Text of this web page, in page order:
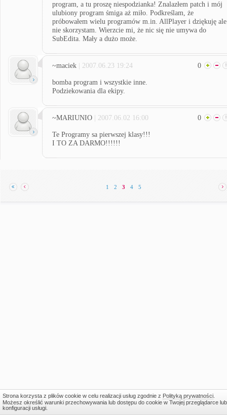
program, a tu proszę niespodzianka! Znalazłem patch i mój
ulubiony program śmiga aż miło. Podkreślam, że
próbowałem wielu programów m.in. AllPlayer i dziękuję ale
nie skorzystam. Wierzcie mi, że nic się nie umywa do
SubEdita. Mały a dużo może.
~maciek | 2007.06.23 19:24 0
bomba program i wszystkie inne.
Podziekowania dla ekipy.
~MARIUNIO | 2007.06.02 16:00 0
Te Programy sa pierwszej klasy!!!
I TO ZA DARMO!!!!!!
1 2 3 4 5
Strona korzysta z plików cookie w celu realizacji usług zgodnie z Polityką prywatności.
Możesz określić warunki przechowywania lub dostępu do cookie w Twojej przeglądarce lub
konfiguracji usługi.